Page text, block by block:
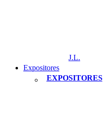
J.L.
Expositores
EXPOSITORES